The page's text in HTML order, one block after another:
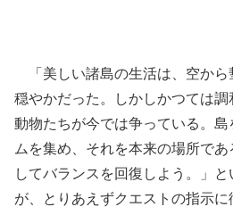
「美しい諸島の生活は、空から
穏やかだった。しかしかつては
動物たちが今では争っている。
ムを集め、それを本来の場所で
してバランスを回復しよう。」
が、とりあえずクエストの指示